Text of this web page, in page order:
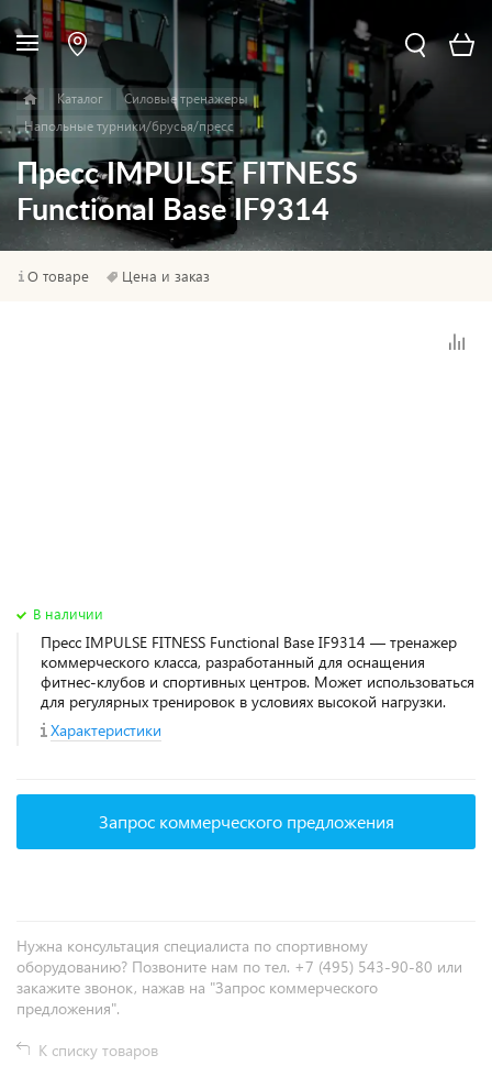
Каталог
Силовые тренажеры
Напольные турники/брусья/пресс
Пресс IMPULSE FITNESS
Functional Base IF9314
О товаре Цена и заказ
В наличии
Пресс IMPULSE FITNESS Functional Base IF9314 — тренажер
коммерческого класса, разработанный для оснащения
фитнес‑клубов и спортивных центров. Может использоваться
для регулярных тренировок в условиях высокой нагрузки.
Характеристики
Запрос коммерческого предложения
Нужна консультация специалиста по спортивному
оборудованию? Позвоните нам по тел. +7 (495) 543-90-80 или
закажите звонок, нажав на "Запрос коммерческого
предложения".
К списку товаров